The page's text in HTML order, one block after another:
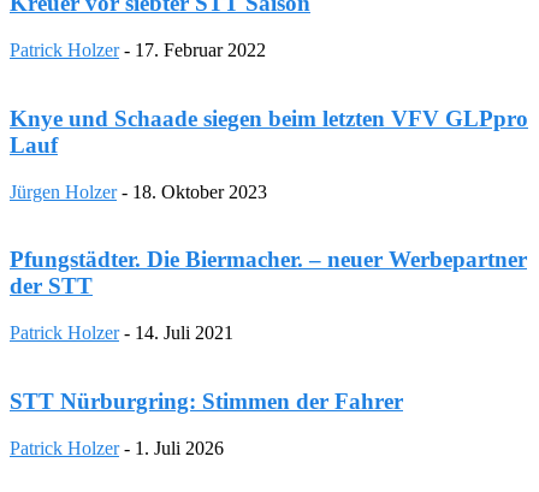
Patrick Holzer - 17. Februar 2022
Knye und Schaade siegen beim letzten VFV GLPpro
Lauf
Jürgen Holzer - 18. Oktober 2023
Pfungstädter. Die Biermacher. – neuer Werbepartner
der STT
Patrick Holzer - 14. Juli 2021
STT Nürburgring: Stimmen der Fahrer
Patrick Holzer - 1. Juli 2026